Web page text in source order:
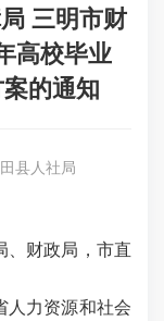
三明市财
高校毕业
的通知
县人社局
、财政局，市直
力资源和社会